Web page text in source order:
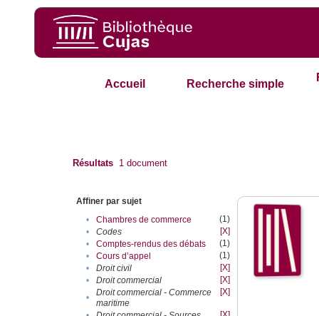
Accueil Recherche simple
Résultats 1 document
Affiner par sujet
•
Chambres de commerce
(1)
•
Codes
[X]
•
Comptes-rendus des débats
(1)
•
Cours d’appel
(1)
•
Droit civil
[X]
•
Droit commercial
[X]
•
Droit commercial - Commerce
maritime
[X]